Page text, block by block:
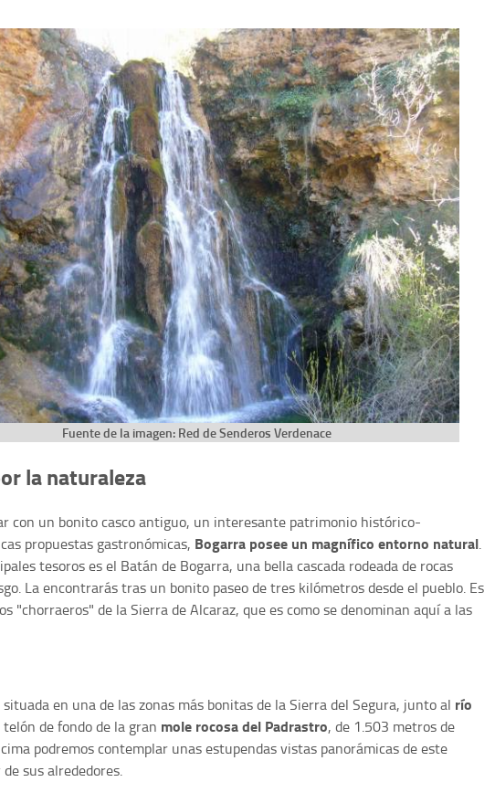
Fuente de la imagen: Red de Senderos Verdenace
la naturaleza
con un bonito casco antiguo, un interesante patrimonio histórico-
propuestas gastronómicas, Bogarra posee un magnífico entorno natural.
tesoros es el Batán de Bogarra, una bella cascada rodeada de rocas
La encontrarás tras un bonito paseo de tres kilómetros desde el pueblo. Es
"chorraeros" de la Sierra de Alcaraz, que es como se denominan aquí a las
en una de las zonas más bonitas de la Sierra del Segura, junto al río
de fondo de la gran mole rocosa del Padrastro, de 1.503 metros de
podremos contemplar unas estupendas vistas panorámicas de este
sus alrededores.